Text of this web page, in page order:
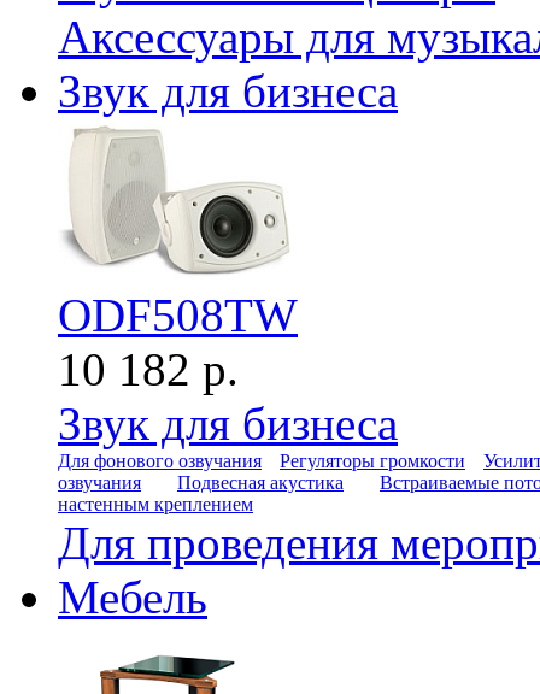
Аксессуары для
Звук для бизнеса
ODF508TW
10 182 р.
Звук для бизнеса
Для фонового озвучания Регуляторы громкости
озвучания
Подвесная акустика
Встраиваемые
настенным креплением
Для проведения
Мебель